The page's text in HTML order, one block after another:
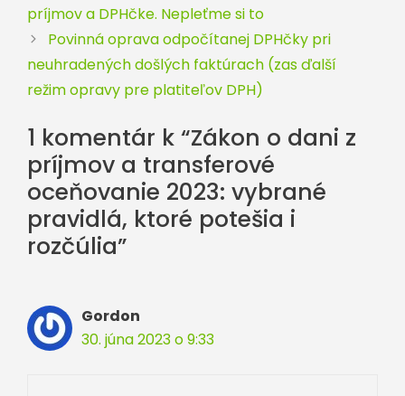
príjmov a DPHčke. Nepleťme si to
Povinná oprava odpočítanej DPHčky pri
neuhradených došlých faktúrach (zas ďalší
režim opravy pre platiteľov DPH)
1 komentár k “Zákon o dani z
príjmov a transferové
oceňovanie 2023: vybrané
pravidlá, ktoré potešia i
rozčúlia”
Gordon
30. júna 2023 o 9:33